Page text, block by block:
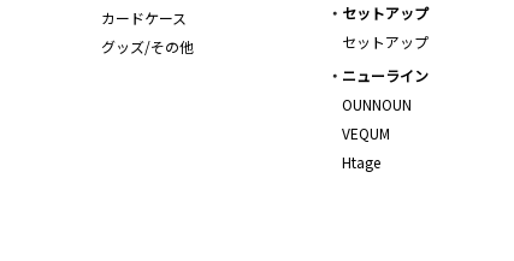
カードケース
グッズ/その他
セットアップ
セットアップ
ニューライン
OUNNOUN
VEQUM
Htage